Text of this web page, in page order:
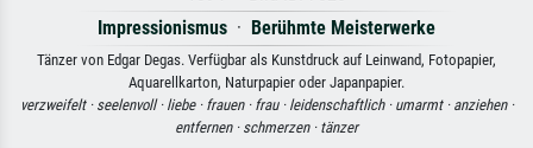
Impressionismus · Berühmte Meisterwerke
Tänzer von Edgar Degas. Verfügbar als Kunstdruck auf Leinwand, Fotopapier,
Aquarellkarton, Naturpapier oder Japanpapier.
verzweifelt · seelenvoll · liebe · frauen · frau · leidenschaftlich · umarmt · anziehen ·
entfernen · schmerzen · tänzer